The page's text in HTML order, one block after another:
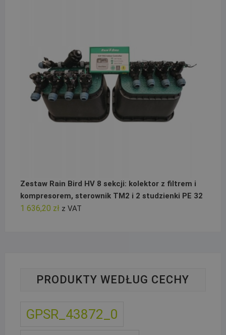
Zestaw Rain Bird HV 8 sekcji: kolektor z filtrem i
kompresorem, sterownik TM2 i 2 studzienki PE 32
1 636,20 zł z VAT
PRODUKTY WEDŁUG CECHY
GPSR_43872_0